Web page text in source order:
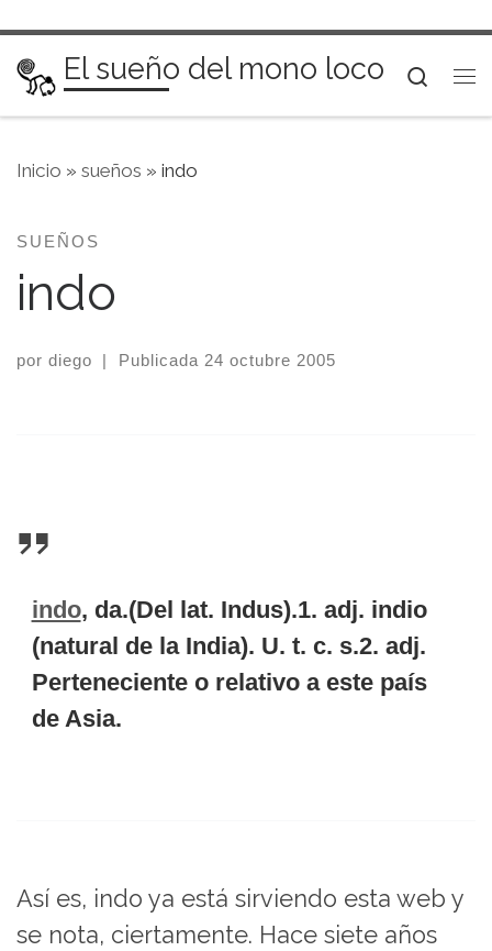
Saltar al contenido
El sueño del mono loco
Inicio » sueños » indo
SUEÑOS
indo
por diego | Publicada 24 octubre 2005
indo, da.(Del lat. Indus).1. adj. indio
(natural de la India). U. t. c. s.2. adj.
Perteneciente o relativo a este país
de Asia.
Así es, indo ya está sirviendo esta web y
se nota, ciertamente. Hace siete años